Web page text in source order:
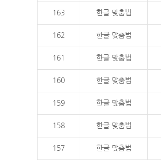
163 한글 맞춤법
162 한글 맞춤법
161 한글 맞춤법
160 한글 맞춤법
159 한글 맞춤법
158 한글 맞춤법
157 한글 맞춤법